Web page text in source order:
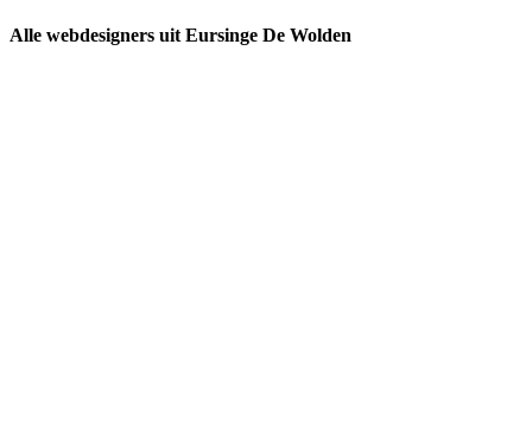
Alle webdesigners uit Eursinge De Wolden